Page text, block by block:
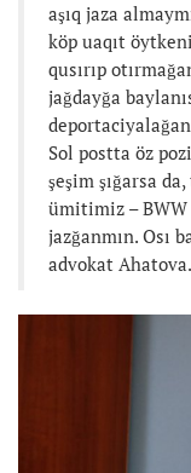
aşıq jaza
köp uaqıt
qusırıp
jağdayğa
Sol postta öz
şeşim şığarsa
ümitimiz – BWW
jazğanmın. Osı
advokat Ahatova.